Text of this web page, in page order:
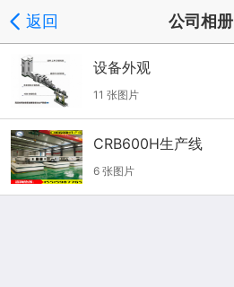
返回 公司相册
设备外观
11 张图片
CRB600H生产线
6 张图片